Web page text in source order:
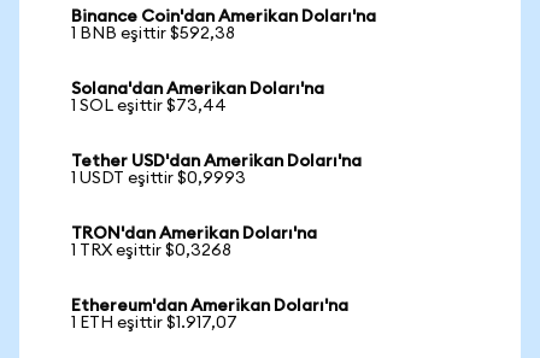
Binance Coin'dan Amerikan Doları'na
1 BNB eşittir $592,38
Solana'dan Amerikan Doları'na
1 SOL eşittir $73,44
Tether USD'dan Amerikan Doları'na
1 USDT eşittir $0,9993
TRON'dan Amerikan Doları'na
1 TRX eşittir $0,3268
Ethereum'dan Amerikan Doları'na
1 ETH eşittir $1.917,07